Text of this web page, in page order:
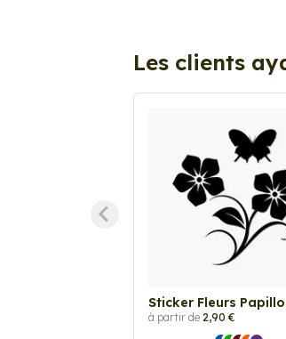
Les clients
Sticker Fleurs
à partir de 2,90 €